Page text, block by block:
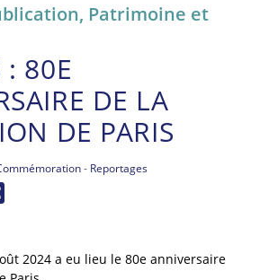
, Patrimoine et
: 80E
DE LA
DE PARIS
- Reportages
2024 a eu lieu le 80e anniversaire